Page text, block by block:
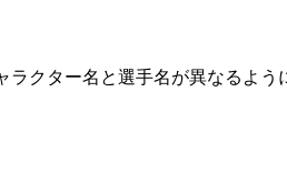
クター名と選手名が異なるよう